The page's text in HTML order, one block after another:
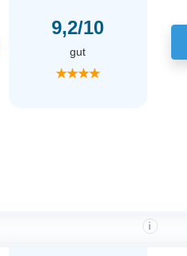
9,2/10
gut
★★★★
i